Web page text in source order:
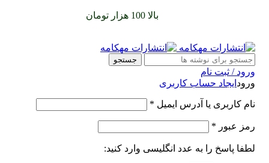
بالا 100 هزار تومان
جستجو
ورود / ثبت نام
ورود ایجاد حساب کاربری
نام کاربری یا آدرس ایمیل *
رمز عبور *
لطفا پاسخ را به عدد انگلیسی وارد کنید: